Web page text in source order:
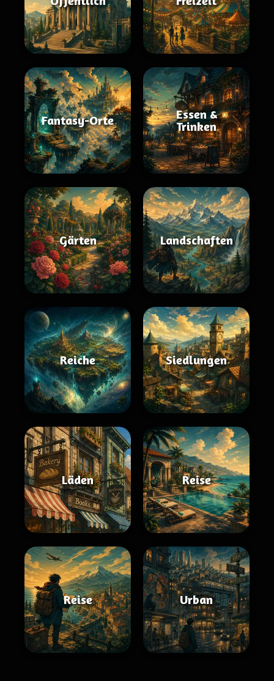
Fantasy-Orte
Essen &
Trinken
Gärten Landschaften
Reiche Siedlungen
Läden Reise
Reise Urban